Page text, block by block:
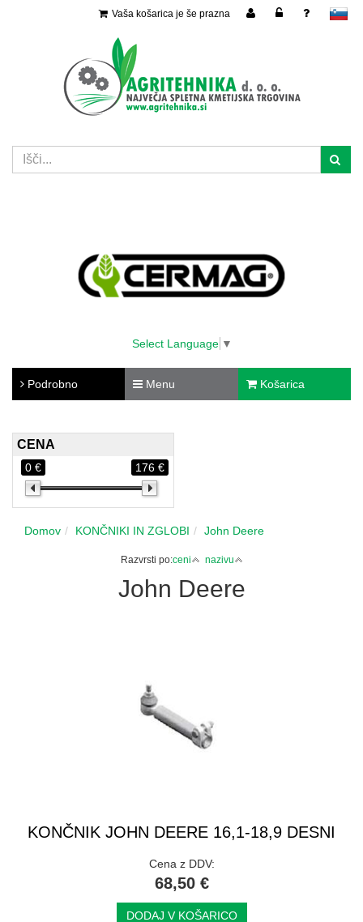
slovensko
Vaša košarica je še prazna
Select Language ▼
Podrobno Menu Košarica
CENA
0 € 176 €
Domov KONČNIKI IN ZGLOBI John Deere
Razvrsti po:ceni nazivu
John Deere
KONČNIK JOHN DEERE 16,1-18,9 DESNI
Cena z DDV:
68,50 €
DODAJ V KOŠARICO